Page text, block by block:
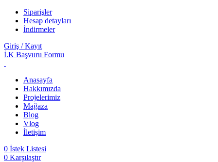
Siparişler
Hesap detayları
İndirmeler
Giriş / Kayıt
İ.K Başvuru Formu
Anasayfa
Hakkımızda
Projelerimiz
Mağaza
Blog
Vlog
İletişim
0 İstek Listesi
0 Karşılaştır